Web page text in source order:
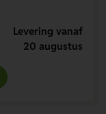
Levering vanaf
20 augustus